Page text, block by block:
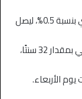
بمقدار 33 سنتًا، أي بنسبة 0.5%، ليصل
وبالتوازي، تراجع خام غرب تكساس الوسيط الأمريكي بمقدار 32 سنتًا،